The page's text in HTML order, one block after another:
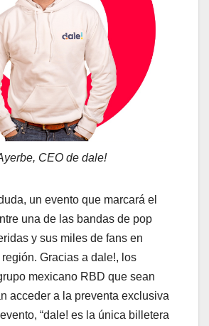
CEO de dale!
un evento que marcará el
una de las bandas de pop
y sus miles de fans en
Gracias a dale!, los
mexicano RBD que sean
acceder a la preventa exclusiva
“dale! es la única billetera